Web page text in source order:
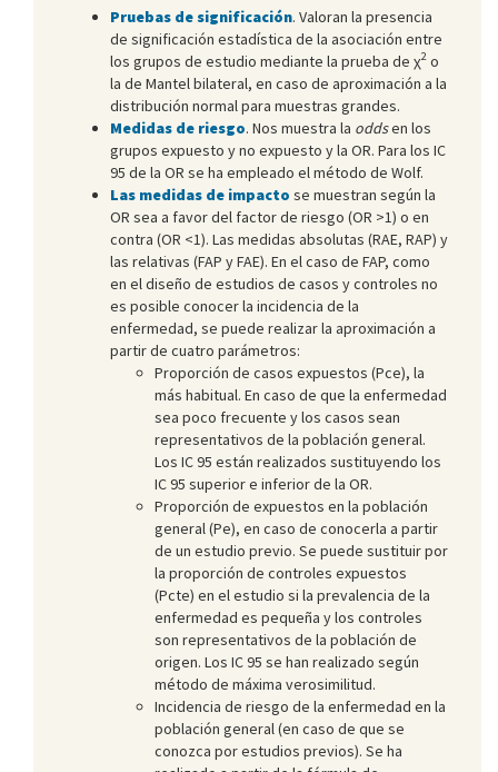
Pruebas de significación. Valoran la presencia
de significación estadística de la asociación entre
los grupos de estudio mediante la prueba de χ2 o
la de Mantel bilateral, en caso de aproximación a la
distribución normal para muestras grandes.
Medidas de riesgo. Nos muestra la oddsen los
grupos expuesto y no expuesto y la OR. Para los IC
95 de la OR se ha empleado el método de Wolf.
Las medidas de impacto se muestran según la
OR sea a favor del factor de riesgo (OR >1) o en
contra (OR <1). Las medidas absolutas (RAE, RAP) y
las relativas (FAP y FAE). En el caso de FAP, como
en el diseño de estudios de casos y controles no
es posible conocer la incidencia de la
enfermedad, se puede realizar la aproximación a
partir de cuatro parámetros:
Proporción de casos expuestos (Pce), la
más habitual. En caso de que la enfermedad
sea poco frecuente y los casos sean
representativos de la población general.
Los IC 95 están realizados sustituyendo los
IC 95 superior e inferior de la OR.
Proporción de expuestos en la población
general (Pe), en caso de conocerla a partir
de un estudio previo. Se puede sustituir por
la proporción de controles expuestos
(Pcte) en el estudio si la prevalencia de la
enfermedad es pequeña y los controles
son representativos de la población de
origen. Los IC 95 se han realizado según
método de máxima verosimilitud.
Incidencia de riesgo de la enfermedad en la
población general (en caso de que se
conozca por estudios previos). Se ha